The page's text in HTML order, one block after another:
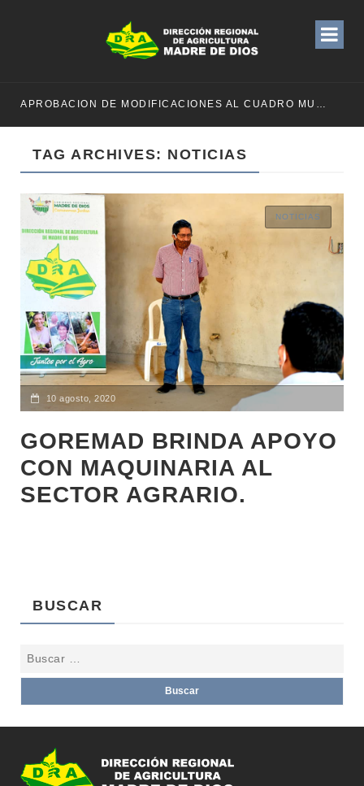
APROBACION DE MODIFICACIONES AL CUADRO MULTIANUAL DE NECESIDADESDE DE LA DIRECCION REGIONAL DE DESARROLLO AGROPECUARIO Y RIEGO MES DE MAYO
TAG ARCHIVES: NOTICIAS
NOTICIAS
10 agosto, 2020
GOREMAD BRINDA APOYO
CON MAQUINARIA AL
SECTOR AGRARIO.
BUSCAR